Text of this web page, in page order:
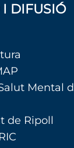
DIFUSIÓ
Mental
de Ripoll